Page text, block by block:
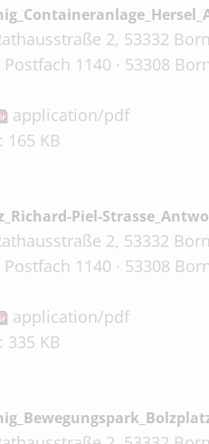
2, 53332
Postfach 1140 · 53308
application/pdf
165 KB
Piel-
2, 53332
Postfach 1140 · 53308
application/pdf
335 KB